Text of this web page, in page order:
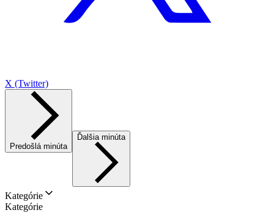
X (Twitter)
Predošlá minúta
Ďalšia minúta
Kategórie
Kategórie